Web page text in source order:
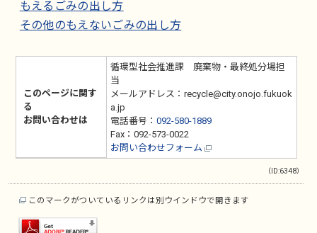
もえるごみの出し方
その他のもえないごみの出し方
このページに関す
る
お問い合わせは
循環型社会推進課 廃棄物・最終処分場担
当
メールアドレス：recycle@city.onojo.fukuok
a.jp
電話番号： 092-580-1889
Fax：092-573-0022
お問い合わせフォーム
（ID:6348）
このマークがついているリンクは別ウインドウで開きます